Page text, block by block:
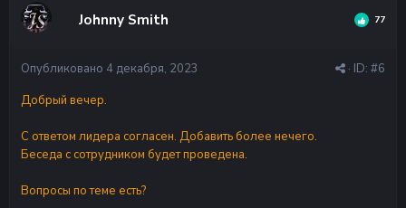
Johnny Smith 77
· ID: #6
Опубликовано 4 декабря, 2023
Добрый вечер.
С ответом лидера согласен. Добавить более нечего.
Беседа с сотрудником будет проведена.
Вопросы по теме есть?